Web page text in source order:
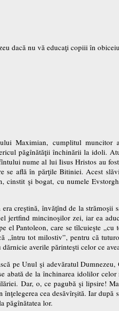
dacă nu vă educaţi copiii în
Maximian, cumplitul muncitor
păgînătăţii închinării la idoli.
nume al lui Iisus Hristos au
se află în părţile Bitiniei. Acest
cinstit şi bogat, cu numele
creştină, învăţînd de la strămoşii
jertfind mincinoşilor zei, iar ea
el Pantoleon, care se tîlcuieşte „cu
„întru tot milostiv”, pentru că
averile părinteşti celor ce
pe Unul şi adevăratul Dumnezeu,
abată de la închinarea idolilor
Dar, o, ce pagubă şi lipsire!
cea desăvîrşită. Iar după
păgînătatea lor.